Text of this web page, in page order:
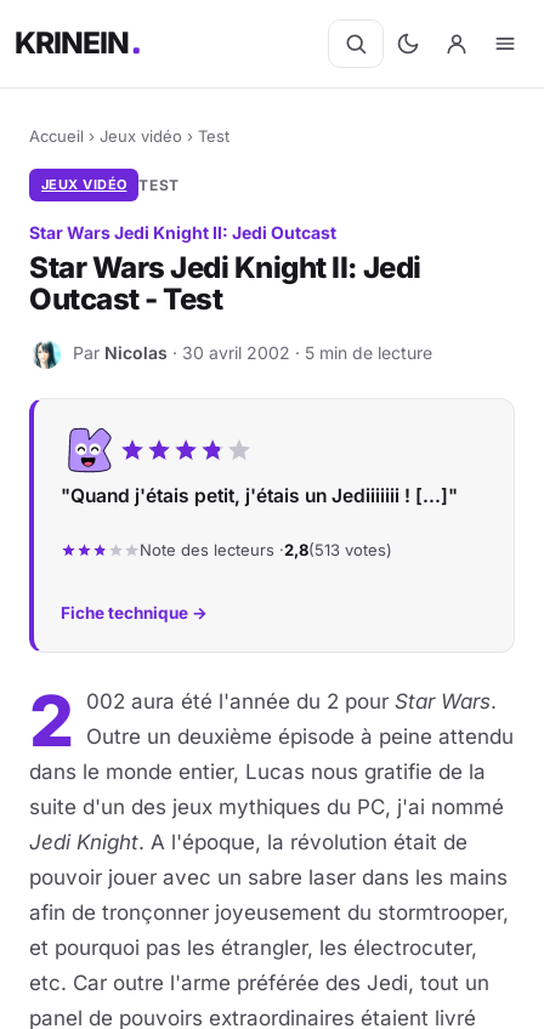
KRINEIN
Accueil › Jeux vidéo › Test
JEUX VIDÉO TEST
Star Wars Jedi Knight II: Jedi Outcast
Star Wars Jedi Knight II: Jedi
Outcast - Test
N Par Nicolas · 30 avril 2002 · 5 min de lecture
"Quand j'étais petit, j'étais un Jediiiiiii ! [...]"
Note des lecteurs ·2,8(513 votes)
Fiche technique →
2 002 aura été l'année du 2 pour Star Wars.
Outre un deuxième épisode à peine attendu
dans le monde entier, Lucas nous gratifie de la
suite d'un des jeux mythiques du PC, j'ai nommé
Jedi Knight. A l'époque, la révolution était de
pouvoir jouer avec un sabre laser dans les mains
afin de tronçonner joyeusement du stormtrooper,
et pourquoi pas les étrangler, les électrocuter,
etc. Car outre l'arme préférée des Jedi, tout un
panel de pouvoirs extraordinaires étaient livré